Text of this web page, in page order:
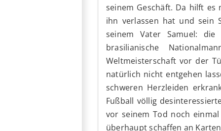
seinem Geschäft. Da hilft
ihn verlassen hat und sein
seinem Vater Samuel:
brasilianische
Weltmeisterschaft vor der
natürlich nicht entgehen
schweren Herzleiden
Fußball völlig
vor seinem Tod noch
überhaupt schaffen an